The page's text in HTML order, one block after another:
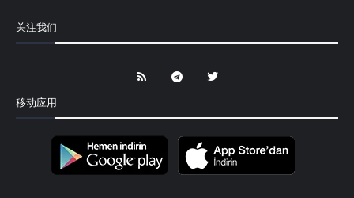
关注我们
移动应用